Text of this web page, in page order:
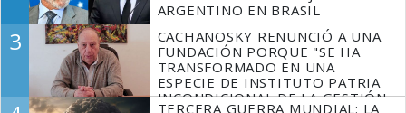
ARGENTINO EN BRASIL
3
CACHANOSKY RENUNCIÓ A UNA
FUNDACIÓN PORQUE "SE HA
TRANSFORMADO EN UNA
ESPECIE DE INSTITUTO PATRIA
INCONDICIONAL DE LA GESTIÓN
TERCERA GUERRA MUNDIAL: LA